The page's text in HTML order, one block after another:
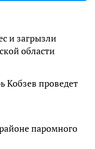
и загрызли
области
Кобзев проведет
паромного